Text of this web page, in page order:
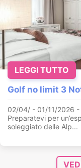
Golf no limit 3
02/04/ - 01/11/2026 -
Preparatevi per
soleggiato delle Alp...
LEGGI TUTTO